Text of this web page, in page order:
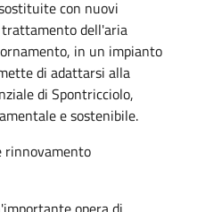
con nuovi
dell'aria
in un impianto
di adattarsi alla
di Spontricciolo,
e sostenibile.
rinnovamento